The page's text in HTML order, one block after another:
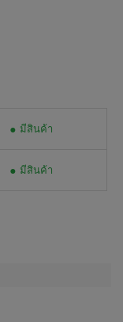
มีสินค้า
มีสินค้า